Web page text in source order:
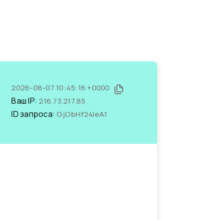
2026-08-07 10:45:16 +0000
Ваш IP:216.73.217.85
ID запроса:GjObHf24leA1